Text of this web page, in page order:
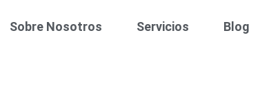
Sobre Nosotros Servicios Blog